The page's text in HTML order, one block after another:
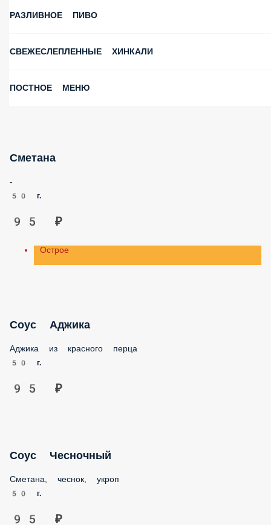
РАЗЛИВНОЕ ПИВО
СВЕЖЕСЛЕПЛЕННЫЕ ХИНКАЛИ
ПОСТНОЕ МЕНЮ
Сметана
50 г.
95 ₽
Острое
Соус Аджика
Аджика из красного перца
50 г.
95 ₽
Соус Чесночный
Сметана, чеснок, укроп
50 г.
95 ₽